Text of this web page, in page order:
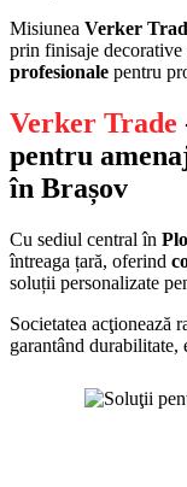
Misiunea Verker
prin finisaje decorative
profesionale pentru
Verker Trade
pentru
în Brașov
Cu sediul central în
întreaga țară, oferind
soluții personalizate
Societatea acţionează
garantând durabilitate,